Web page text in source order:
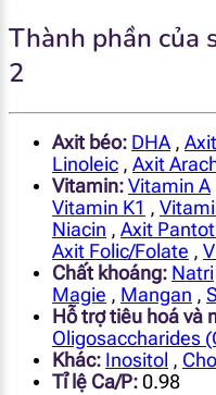
Thành phần của
2
Axit béo: DHA ,
Linoleic , Axit
Vitamin: Vitamin A
Vitamin K1 ,
Niacin , Axit
Axit Folic/Folate ,
Chất khoáng: Natri
Magie , Mangan ,
Hỗ trợ tiêu hoá và
Oligosaccharides
Khác: Inositol ,
Tỉ lệ Ca/P: 0.98